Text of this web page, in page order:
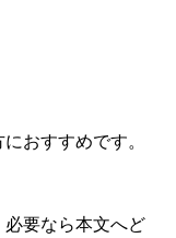
おすすめです。
要なら本文へど